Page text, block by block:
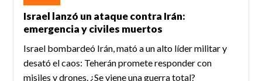
Israel lanzó un ataque contra Irán:
emergencia y civiles muertos
Israel bombardeó Irán, mató a un alto líder militar y
desató el caos: Teherán promete responder con
misiles y drones. ¿Se viene una guerra total?